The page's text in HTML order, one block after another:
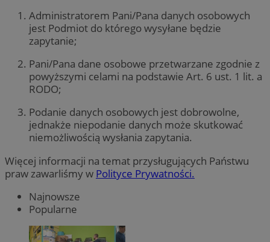
Administratorem Pani/Pana danych osobowych
jest Podmiot do którego wysyłane będzie
zapytanie;
Pani/Pana dane osobowe przetwarzane zgodnie z
powyższymi celami na podstawie Art. 6 ust. 1 lit. a
RODO;
Podanie danych osobowych jest dobrowolne,
jednakże niepodanie danych może skutkować
niemożliwością wysłania zapytania.
Więcej informacji na temat przysługujących Państwu
praw zawarliśmy w Polityce Prywatności.
Najnowsze
Popularne